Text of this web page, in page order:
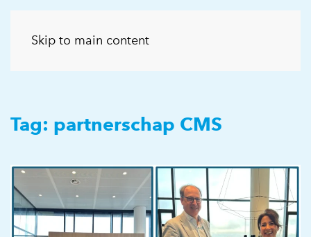
Skip to main content
Tag: partnerschap CMS